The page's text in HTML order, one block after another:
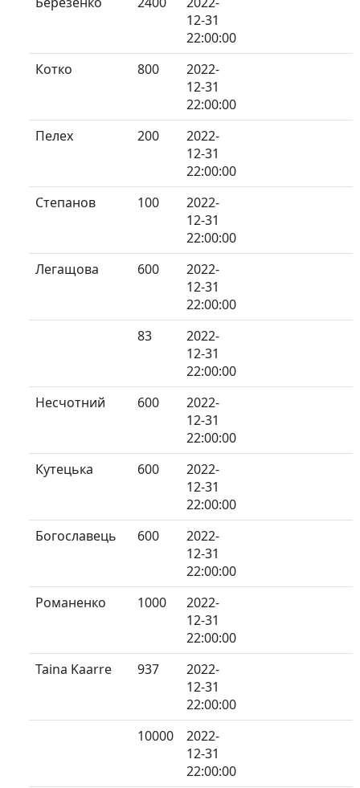
12-31
22:00:00
Котко
800
2022-
12-31
22:00:00
Пелех
200
2022-
12-31
22:00:00
Степанов
100
2022-
12-31
22:00:00
Легащова
600
2022-
12-31
22:00:00
83
2022-
12-31
22:00:00
Несчотний
600
2022-
12-31
22:00:00
Кутецька
600
2022-
12-31
22:00:00
Богославець
600
2022-
12-31
22:00:00
Романенко
1000
2022-
12-31
22:00:00
Taina Kaarre
937
2022-
12-31
22:00:00
10000
2022-
12-31
22:00:00